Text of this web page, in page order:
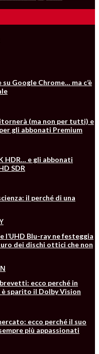
Google Chrome… ma c’è
(ma non per tutti) e
gli abbonati Premium
HDR… e gli abbonati
SDR
il perché di una
l’UHD Blu-ray ne festeggia
dei dischi ottici che non
ecco perché in
sparito il Dolby Vision
ecco perché il suo
più appassionati